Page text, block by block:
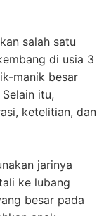
salah satu
di usia 3
manik besar
itu,
ketelitian, dan
jarinya
ke lubang
besar pada